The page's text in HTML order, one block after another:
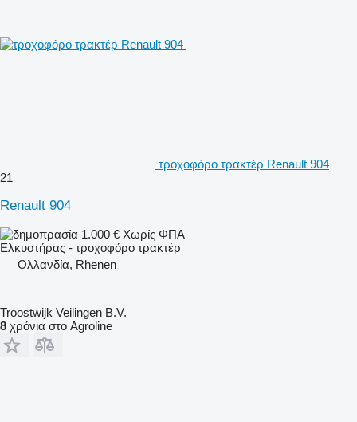
τροχοφόρο τρακτέρ Renault 904
21
Renault 904
1.000 € Χωρίς ΦΠΑ
Ελκυστήρας - τροχοφόρο τρακτέρ
Ολλανδία, Rhenen
Troostwijk Veilingen B.V.
8 χρόνια στο Agroline